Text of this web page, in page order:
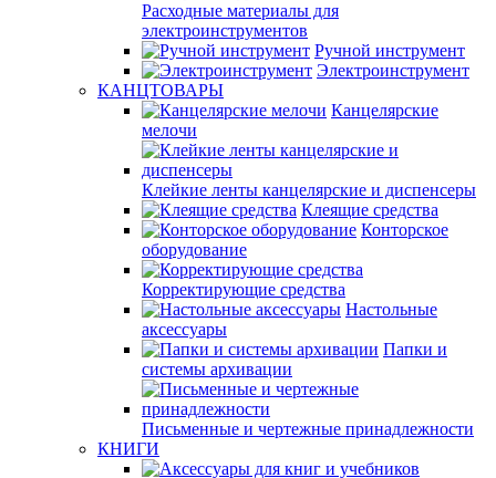
Расходные материалы для
электроинструментов
Ручной инструмент
Электроинструмент
КАНЦТОВАРЫ
Канцелярские
мелочи
Клейкие ленты канцелярские и диспенсеры
Клеящие средства
Конторское
оборудование
Корректирующие средства
Настольные
аксессуары
Папки и
системы архивации
Письменные и чертежные принадлежности
КНИГИ